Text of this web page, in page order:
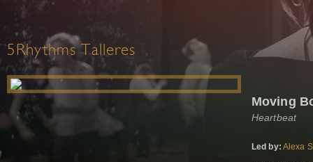
5Rhythms Talleres
Moving
Heartbeat
Led by: Alexa